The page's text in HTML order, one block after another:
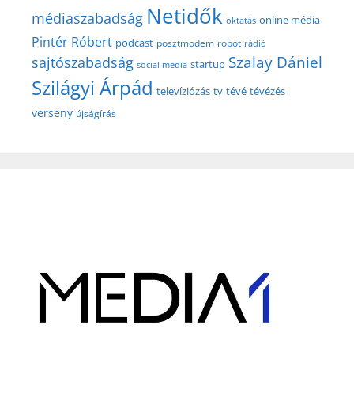
médiaszabadság Netidők oktatás online média
Pintér Róbert podcast posztmodem robot rádió
sajtószabadság social media startup Szalay Dániel
Szilágyi Árpád televíziózás tv tévé tévézés
verseny újságírás